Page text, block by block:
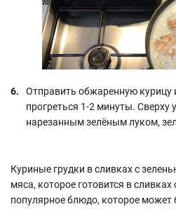
Отправить обжаренную курицу
прогреться 1-2 минуты. Сверху
нарезанным зелёным луком,
Куриные грудки в сливках с
мяса, которое готовится в
популярное блюдо, которое может